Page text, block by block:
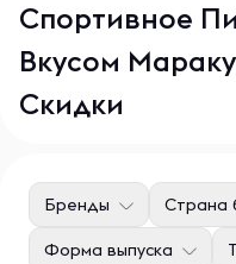
Спортивное
Вкусом
Скидки
Бренды Страна
Форма выпуска